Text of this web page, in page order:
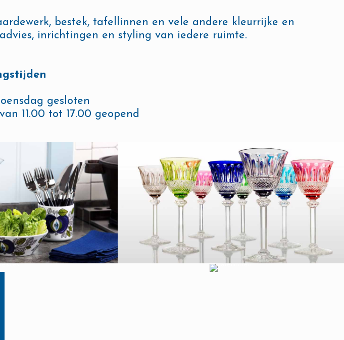
bestek, tafellinnen en vele andere kleurrijke en
inrichtingen en styling van iedere ruimte.
gesloten
11.00 tot 17.00 geopend